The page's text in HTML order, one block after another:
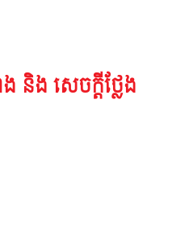
ង សេចក្តីថ្លែង